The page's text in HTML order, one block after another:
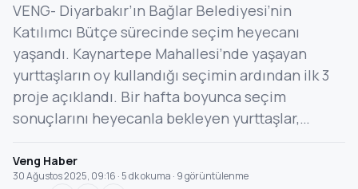
VENG- Diyarbakır’ın Bağlar Belediyesi’nin
Katılımcı Bütçe sürecinde seçim heyecanı
yaşandı. Kaynartepe Mahallesi’nde yaşayan
yurttaşların oy kullandığı seçimin ardından ilk 3
proje açıklandı. Bir hafta boyunca seçim
sonuçlarını heyecanla bekleyen yurttaşlar,…
Veng Haber
30 Ağustos 2025, 09:16 · 5 dk okuma · 9 görüntülenme